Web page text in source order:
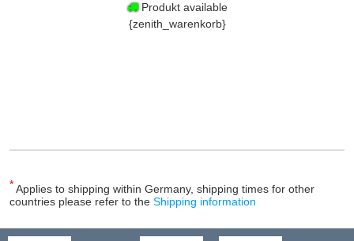
Produkt available
{zenith_warenkorb}
*Applies to shipping within Germany, shipping times for other
countries please refer to the Shipping information